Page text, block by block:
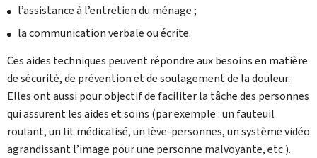
l’assistance à l’entretien du ménage ;
la communication verbale ou écrite.
Ces aides techniques peuvent répondre aux besoins en matière
de sécurité, de prévention et de soulagement de la douleur.
Elles ont aussi pour objectif de faciliter la tâche des personnes
qui assurent les aides et soins (par exemple : un fauteuil
roulant, un lit médicalisé, un lève-personnes, un système vidéo
agrandissant l’image pour une personne malvoyante, etc.).